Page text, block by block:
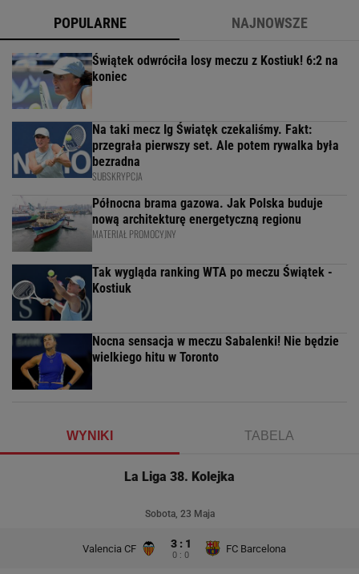
POPULARNE NAJNOWSZE
Świątek odwróciła losy meczu z Kostiuk! 6:2 na
koniec
Na taki mecz Ig Światęk czekaliśmy. Fakt:
przegrała pierwszy set. Ale potem rywalka była
bezradna
SUBSKRYPCJA
Północna brama gazowa. Jak Polska buduje
nową architekturę energetyczną regionu
MATERIAŁ PROMOCYJNY
Tak wygląda ranking WTA po meczu Świątek -
Kostiuk
Nocna sensacja w meczu Sabalenki! Nie będzie
wielkiego hitu w Toronto
WYNIKI TABELA
La Liga 38. Kolejka
Sobota, 23 Maja
Valencia CF 3 : 1
0 : 0
FC Barcelona